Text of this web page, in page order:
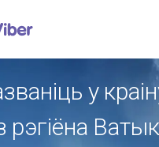
у
рэгіёна